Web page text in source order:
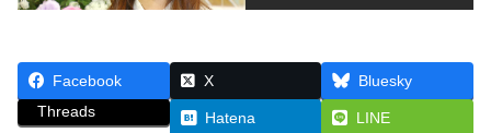
Facebook X
Bluesky
Threads
Hatena LINE